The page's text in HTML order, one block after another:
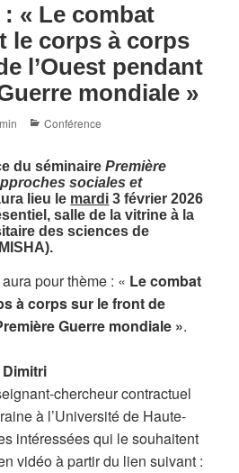
« Le combat
le corps à corps
l’Ouest pendant
mondiale »
Categories
Conférence
du séminairePremière
sociales et
lieu le mardi 3 février 2026
salle de la vitrine à la
des sciences de
pour thème : « Le combat
à corps sur le front de
Guerre mondiale ».
Dimitri
chercheur contractuel
à l’Université de Haute-
intéressées qui le souhaitent
vidéo à partir du lien suivant :